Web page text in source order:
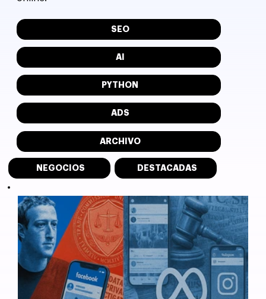
SEO
AI
PYTHON
ADS
ARCHIVO
NEGOCIOS DESTACADAS